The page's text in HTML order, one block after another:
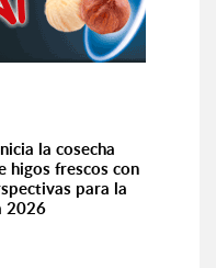
la cosecha
higos frescos con
para la
2026